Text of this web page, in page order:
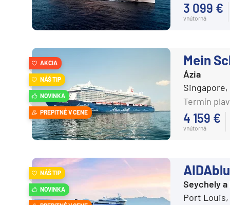
3 099 €
vnútorná
AKCIA
NÁŠ TIP
NOVINKA
PREPITNÉ V CENE
Mein
Ázia
Termín
4 159 €
vnútorná
NÁŠ TIP
NOVINKA
AIDAblu
Seychely
Port